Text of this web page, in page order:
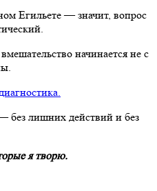
Егильете — значит, вопрос
начинается не с
без лишних действий и без
я творю.